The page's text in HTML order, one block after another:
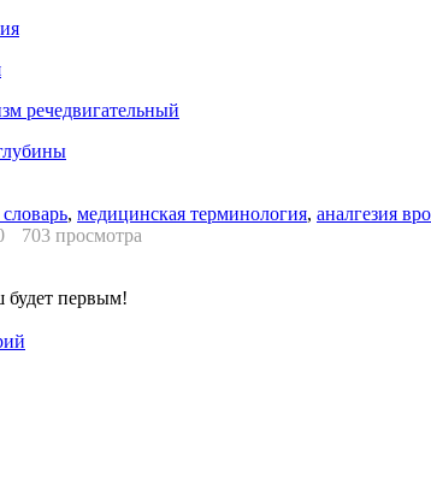
речедвигательный
, медицинская терминология, аналгезия
703 просмотра
будет первым!